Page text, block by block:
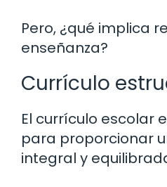
Pero, ¿qué implica
enseñanza?
Currículo
El currículo escolar
para proporcionar
integral y